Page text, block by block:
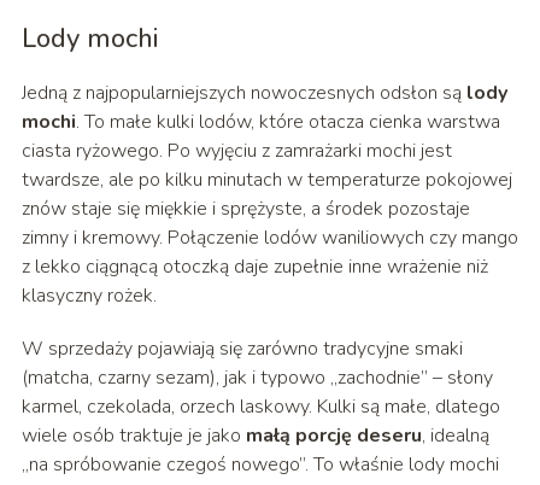
Lody mochi
Jedną z najpopularniejszych nowoczesnych odsłon są lody
mochi. To małe kulki lodów, które otacza cienka warstwa
ciasta ryżowego. Po wyjęciu z zamrażarki mochi jest
twardsze, ale po kilku minutach w temperaturze pokojowej
znów staje się miękkie i sprężyste, a środek pozostaje
zimny i kremowy. Połączenie lodów waniliowych czy mango
z lekko ciągnącą otoczką daje zupełnie inne wrażenie niż
klasyczny rożek.
W sprzedaży pojawiają się zarówno tradycyjne smaki
(matcha, czarny sezam), jak i typowo „zachodnie” – słony
karmel, czekolada, orzech laskowy. Kulki są małe, dlatego
wiele osób traktuje je jako małą porcję deseru, idealną
„na spróbowanie czegoś nowego”. To właśnie lody mochi